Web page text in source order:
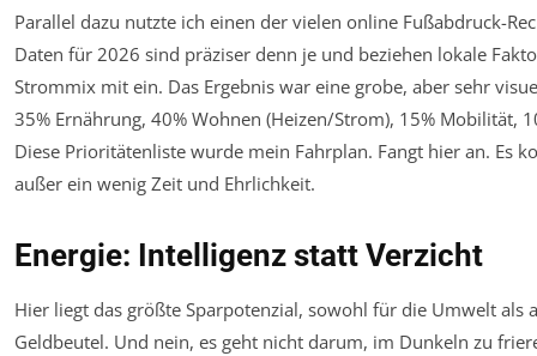
Parallel dazu nutzte ich einen der vielen online Fußabdruck-
Daten für 2026 sind präziser denn je und beziehen lokale
Strommix mit ein. Das Ergebnis war eine grobe, aber sehr
35% Ernährung, 40% Wohnen (Heizen/Strom), 15% Mobilität,
Diese Prioritätenliste wurde mein Fahrplan. Fangt hier an. Es
außer ein wenig Zeit und Ehrlichkeit.
Energie: Intelligenz statt Verzicht
Hier liegt das größte Sparpotenzial, sowohl für die Umwelt als
Geldbeutel. Und nein, es geht nicht darum, im Dunkeln zu